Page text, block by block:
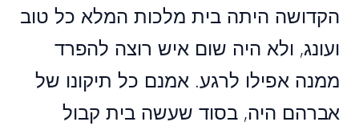
הקדושה היתה בית מלכות המלא כל טוב
ועונג, ולא היה שום איש רוצה להפרד
ממנה אפילו לרגע. אמנם כל תיקונו של
אברהם היה, בסוד שעשה בית קבול